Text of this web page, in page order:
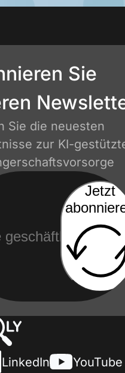
Sie
Sie die neuesten
zur KI-
Jetzt
LinkedIn YouTube